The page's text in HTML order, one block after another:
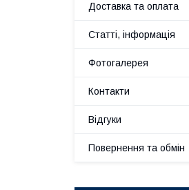
Доставка та оплата
Статті, інформація
Фотогалерея
Контакти
Відгуки
Повернення та обмін